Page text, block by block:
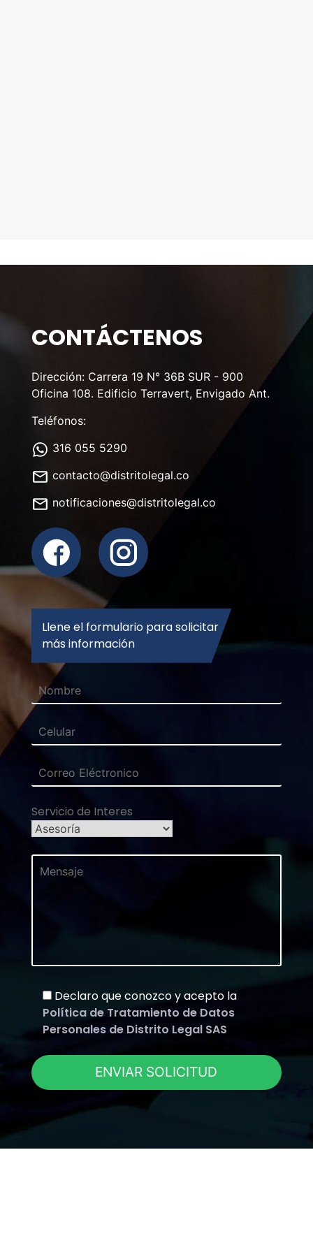
CONTÁCTENOS
Dirección: Carrera 19 N° 36B SUR - 900
Oficina 108. Edificio Terravert, Envigado Ant.
Teléfonos:
316 055 5290
contacto@distritolegal.co
notificaciones@distritolegal.co
Llene el formulario para solicitar
más información
Servicio de Interes
Declaro que conozco y acepto la
Política de Tratamiento de Datos
Personales de Distrito Legal SAS